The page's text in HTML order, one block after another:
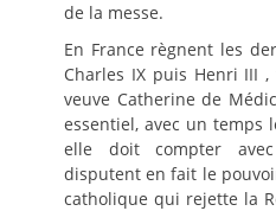
de la messe.
En France règnent les
Charles IX puis Henri III
veuve Catherine de
essentiel, avec un temps
elle doit compter
disputent en fait le
catholique qui rejette la